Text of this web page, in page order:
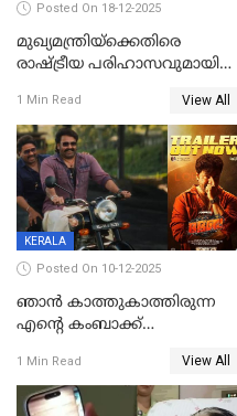
Posted On 18-12-2025
മുഖ്യമന്ത്രിയ്ക്കെതിരെ
രാഷ്ട്രീയ പരിഹാസവുമായി
1 Min Read View All
KERALA
Posted On 10-12-2025
ഞാന്‍ കാത്തുകാത്തിരുന്ന
എന്റെ കംബാക്ക്
പുറത്ത്
1 Min Read View All